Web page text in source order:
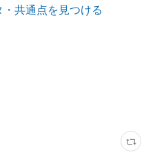
共通点を見つける